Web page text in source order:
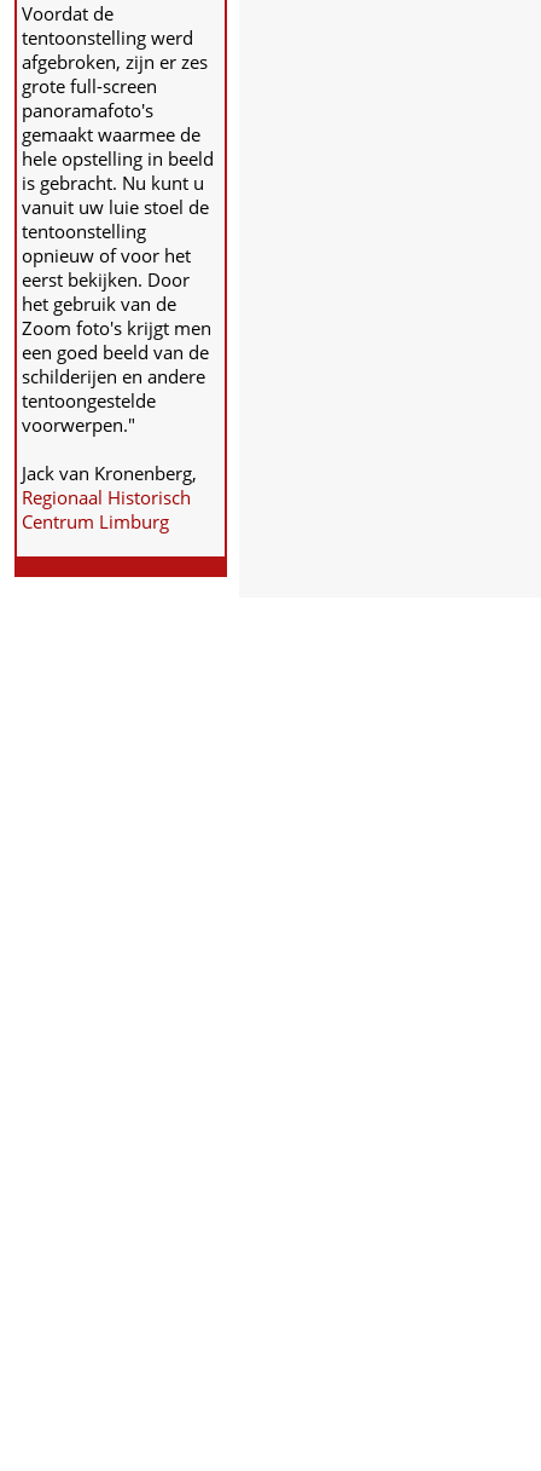
Voordat de
tentoonstelling werd
afgebroken, zijn er zes
grote full-screen
panoramafoto's
gemaakt waarmee de
hele opstelling in beeld
is gebracht. Nu kunt u
vanuit uw luie stoel de
tentoonstelling
opnieuw of voor het
eerst bekijken. Door
het gebruik van de
Zoom foto's krijgt men
een goed beeld van de
schilderijen en andere
tentoongestelde
voorwerpen."
Jack van Kronenberg,
Regionaal Historisch
Centrum Limburg